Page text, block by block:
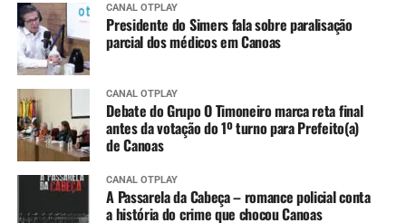
CANAL OTPLAY
Presidente do Simers fala sobre paralisação
parcial dos médicos em Canoas
CANAL OTPLAY
Debate do Grupo O Timoneiro marca reta final
antes da votação do 1º turno para Prefeito(a)
de Canoas
CANAL OTPLAY
A Passarela da Cabeça – romance policial conta
a história do crime que chocou Canoas